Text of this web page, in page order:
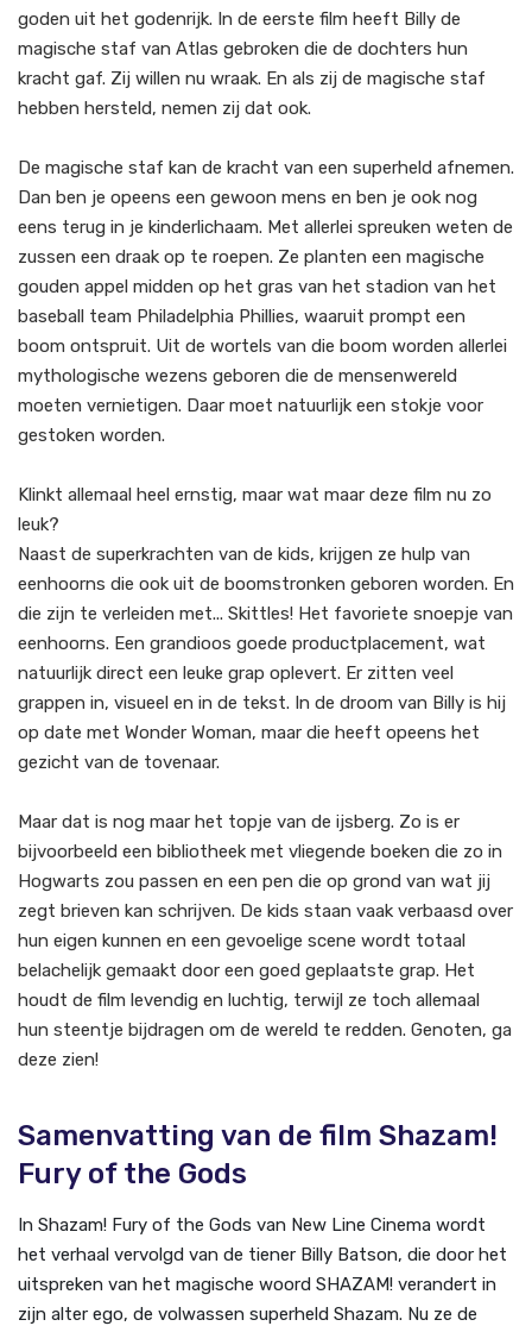
goden uit het godenrijk. In de eerste film heeft Billy de
magische staf van Atlas gebroken die de dochters hun
kracht gaf. Zij willen nu wraak. En als zij de magische staf
hebben hersteld, nemen zij dat ook.
De magische staf kan de kracht van een superheld afnemen.
Dan ben je opeens een gewoon mens en ben je ook nog
eens terug in je kinderlichaam. Met allerlei spreuken weten de
zussen een draak op te roepen. Ze planten een magische
gouden appel midden op het gras van het stadion van het
baseball team Philadelphia Phillies, waaruit prompt een
boom ontspruit. Uit de wortels van die boom worden allerlei
mythologische wezens geboren die de mensenwereld
moeten vernietigen. Daar moet natuurlijk een stokje voor
gestoken worden.
Klinkt allemaal heel ernstig, maar wat maar deze film nu zo
leuk?
Naast de superkrachten van de kids, krijgen ze hulp van
eenhoorns die ook uit de boomstronken geboren worden. En
die zijn te verleiden met... Skittles! Het favoriete snoepje van
eenhoorns. Een grandioos goede productplacement, wat
natuurlijk direct een leuke grap oplevert. Er zitten veel
grappen in, visueel en in de tekst. In de droom van Billy is hij
op date met Wonder Woman, maar die heeft opeens het
gezicht van de tovenaar.
Maar dat is nog maar het topje van de ijsberg. Zo is er
bijvoorbeeld een bibliotheek met vliegende boeken die zo in
Hogwarts zou passen en een pen die op grond van wat jij
zegt brieven kan schrijven. De kids staan vaak verbaasd over
hun eigen kunnen en een gevoelige scene wordt totaal
belachelijk gemaakt door een goed geplaatste grap. Het
houdt de film levendig en luchtig, terwijl ze toch allemaal
hun steentje bijdragen om de wereld te redden. Genoten, ga
deze zien!
Samenvatting van de film Shazam!
Fury of the Gods
In Shazam! Fury of the Gods van New Line Cinema wordt
het verhaal vervolgd van de tiener Billy Batson, die door het
uitspreken van het magische woord SHAZAM! verandert in
zijn alter ego, de volwassen superheld Shazam. Nu ze de